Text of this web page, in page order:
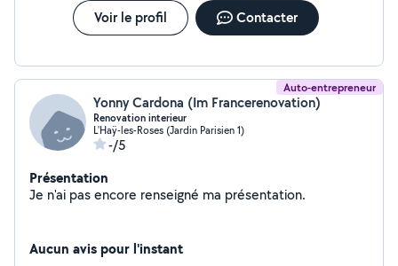
priorité : un travail propre, de qualité et des clients
satisfaits.
Voir le profil Contacter
Auto-entrepreneur
Yonny Cardona (Im Francerenovation)
Renovation interieur
L'Haÿ-les-Roses (Jardin Parisien 1)
-/5
Présentation
Je n'ai pas encore renseigné ma présentation.
Aucun avis pour l'instant